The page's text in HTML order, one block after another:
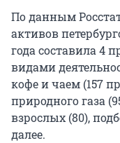
По данным
активов
года составила 4
видами
кофе и чаем (157
природного газа
взрослых (80),
далее.